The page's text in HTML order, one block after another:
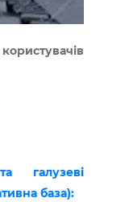
галузеві
база):